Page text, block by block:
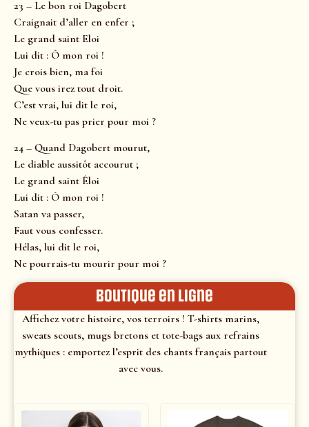
23 – Le bon roi Dagobert
Craignait d’aller en enfer ;
Le grand saint Eloi
Lui dit : Ô mon roi !
Je crois bien, ma foi
Que vous irez tout droit.
C’est vrai, lui dit le roi,
Ne veux-tu pas prier pour moi ?
24 – Quand Dagobert mourut,
Le diable aussitôt accourut ;
Le grand saint Éloi
Lui dit : Ô mon roi !
Satan va passer,
Faut vous confesser.
Hélas, lui dit le roi,
Ne pourrais-tu mourir pour moi ?
Boutique en ligne
Affichez votre histoire, vos terroirs ! T-shirts marins,
sweats scouts, mugs bretons et tote-bags aux refrains
mythiques : emportez l’esprit des chants français partout
avec vous.